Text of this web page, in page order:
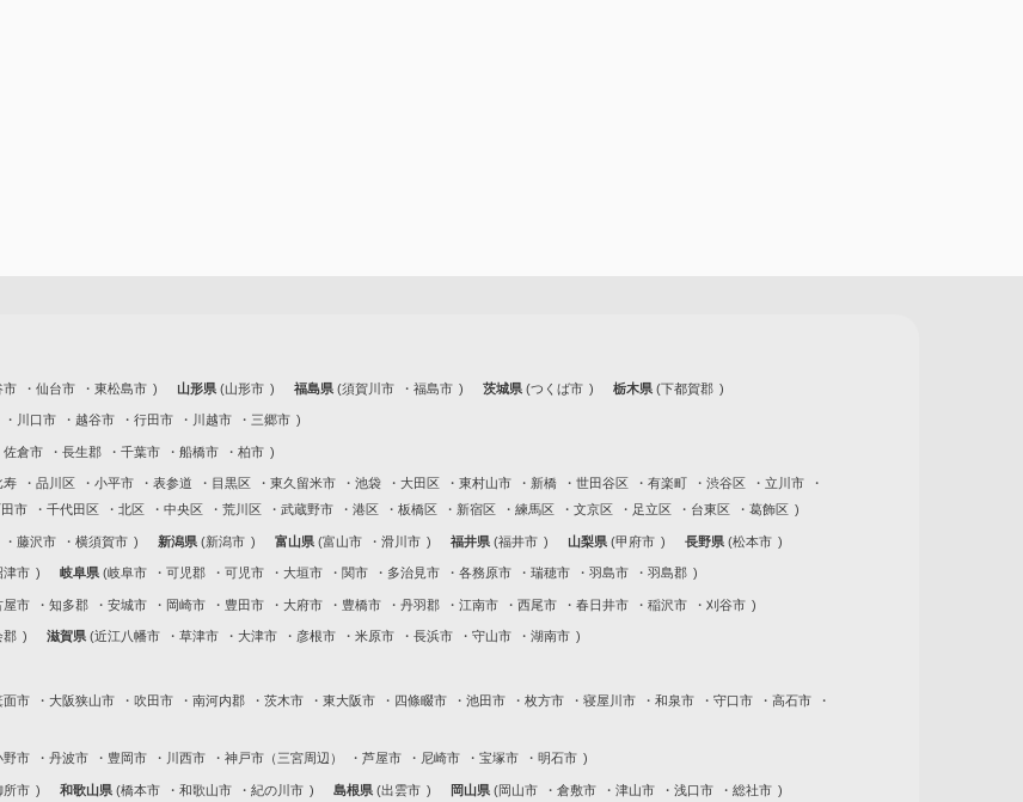
市 仙台市 東松島市 山形県 山形市 福島県 須賀川市 福島市 茨城県 つくば市 栃木県 下都賀郡
川口市 越谷市 行田市 川越市 三郷市
佐倉市 長生郡 千葉市 船橋市 柏市
寿 品川区 小平市 表参道 目黒区 東久留米市 池袋 大田区 東村山市 新橋 世田谷区 有楽町 渋谷区
立川市
市 千代田区 北区 中央区 荒川区 武蔵野市 港区 板橋区 新宿区 練馬区 文京区 足立区 台東区 葛飾区
藤沢市 横須賀市 新潟県 新潟市 富山県 富山市 滑川市 福井県 福井市 山梨県 甲府市 長野県 松本市
津市 岐阜県 岐阜市 可児郡 可児市 大垣市 関市 多治見市 各務原市 瑞穂市 羽島市 羽島郡
屋市 知多郡 安城市 岡崎市 豊田市 大府市 豊橋市 丹羽郡 江南市 西尾市 春日井市 稲沢市 刈谷市
郡 滋賀県 近江八幡市 草津市 大津市 彦根市 米原市 長浜市 守山市 湖南市
面市 大阪狭山市 吹田市 南河内郡 茨木市 東大阪市 四條畷市 池田市 枚方市 寝屋川市 和泉市 守口市
高石市
野市 丹波市 豊岡市 川西市 神戸市（三宮周辺） 芦屋市 尼崎市 宝塚市 明石市
所市 和歌山県 橋本市 和歌山市 紀の川市 島根県 出雲市 岡山県 岡山市 倉敷市 津山市 浅口市 総社市